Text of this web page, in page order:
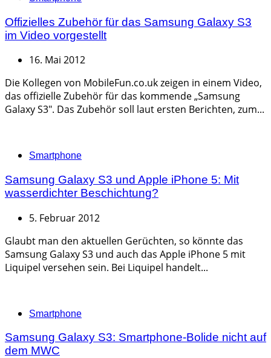
Offizielles Zubehör für das Samsung Galaxy S3
im Video vorgestellt
16. Mai 2012
Die Kollegen von MobileFun.co.uk zeigen in einem Video,
das offizielle Zubehör für das kommende „Samsung
Galaxy S3″. Das Zubehör soll laut ersten Berichten, zum...
Categories
Smartphone
Samsung Galaxy S3 und Apple iPhone 5: Mit
wasserdichter Beschichtung?
5. Februar 2012
Glaubt man den aktuellen Gerüchten, so könnte das
Samsung Galaxy S3 und auch das Apple iPhone 5 mit
Liquipel versehen sein. Bei Liquipel handelt...
Categories
Smartphone
Samsung Galaxy S3: Smartphone-Bolide nicht auf
dem MWC